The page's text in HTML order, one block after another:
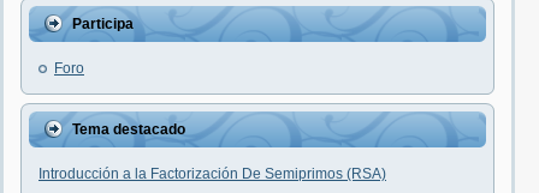
Participa
Foro
Tema destacado
Introducción a la Factorización De Semiprimos (RSA)